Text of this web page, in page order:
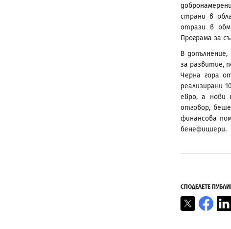
страни в
отрази в
Програма за
В
за развитие,
Черна гора
реализирани
евро, а нови
отговор,
финансова
бенефициери.
СПОДЕЛЕТЕ
X